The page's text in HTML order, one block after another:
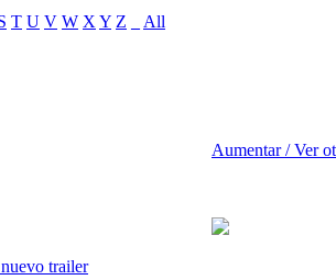
T U V W X Y Z
All
trailer
Aumentar / Ver